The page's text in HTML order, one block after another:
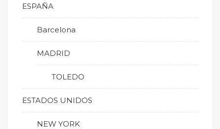
ESPAÑA
Barcelona
MADRID
TOLEDO
ESTADOS UNIDOS
NEW YORK